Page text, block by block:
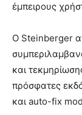
έμπειρους
Ο Steinberger
και
πρόσφατες
και auto-fix